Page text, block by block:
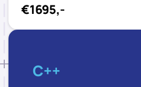
€1695,-
C++